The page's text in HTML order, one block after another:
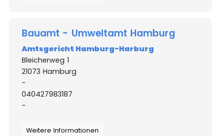
Bauamt - Umweltamt Hamburg
Amtsgericht Hamburg-Harburg
Bleicherweg 1
21073 Hamburg
-
040427983187
-
Weitere Informationen